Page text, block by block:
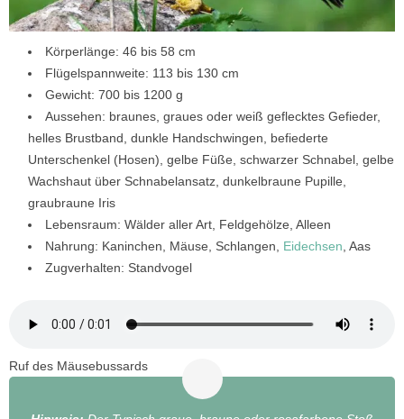
Körperlänge: 46 bis 58 cm
Flügelspannweite: 113 bis 130 cm
Gewicht: 700 bis 1200 g
Aussehen: braunes, graues oder weiß geflecktes Gefieder,
helles Brustband, dunkle Handschwingen, befiederte
Unterschenkel (Hosen), gelbe Füße, schwarzer Schnabel, gelbe
Wachshaut über Schnabelansatz, dunkelbraune Pupille,
graubraune Iris
Lebensraum: Wälder aller Art, Feldgehölze, Alleen
Nahrung: Kaninchen, Mäuse, Schlangen, Eidechsen , Aas
Zugverhalten: Standvogel
Ruf des Mäusebussards